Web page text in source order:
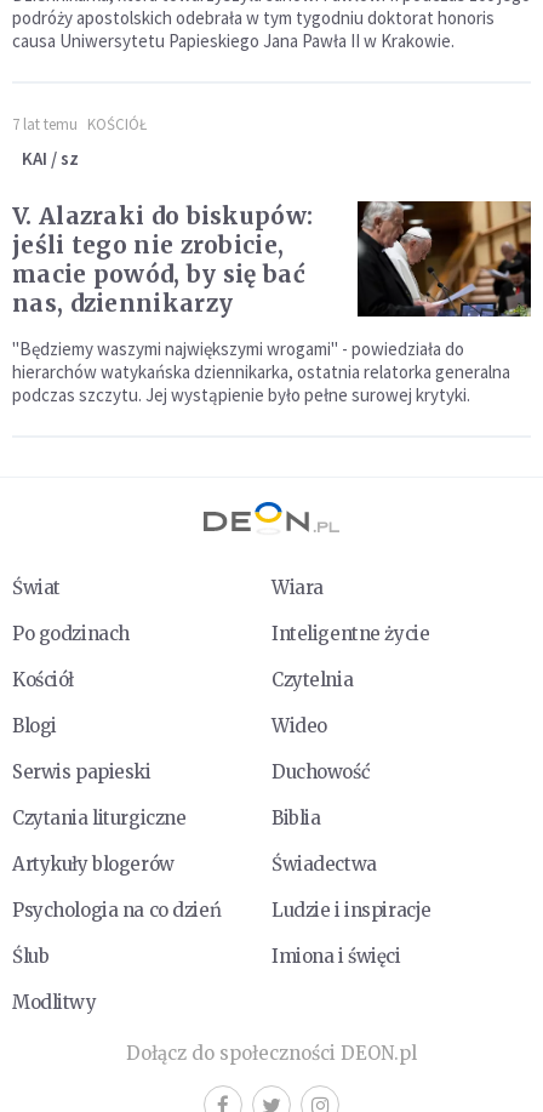
podróży apostolskich odebrała w tym tygodniu doktorat honoris
causa Uniwersytetu Papieskiego Jana Pawła II w Krakowie.
7 lat temu KOŚCIÓŁ
KAI / sz
V. Alazraki do biskupów:
jeśli tego nie zrobicie,
macie powód, by się bać
nas, dziennikarzy
"Będziemy waszymi największymi wrogami" - powiedziała do
hierarchów watykańska dziennikarka, ostatnia relatorka generalna
podczas szczytu. Jej wystąpienie było pełne surowej krytyki.
Świat
Wiara
Po godzinach
Inteligentne życie
Kościół
Czytelnia
Blogi
Wideo
Serwis papieski
Duchowość
Czytania liturgiczne
Biblia
Artykuły blogerów
Świadectwa
Psychologia na co dzień
Ludzie i inspiracje
Ślub
Imiona i święci
Modlitwy
Dołącz do społeczności DEON.pl